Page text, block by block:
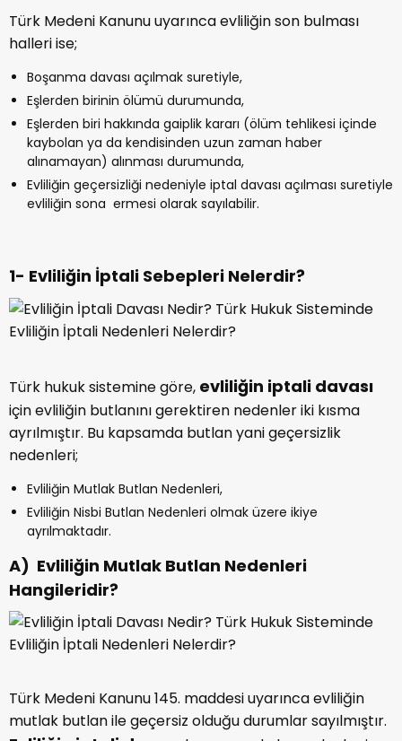
Türk Medeni Kanunu uyarınca evliliğin son bulması
halleri ise;
Boşanma davası açılmak suretiyle,
Eşlerden birinin ölümü durumunda,
Eşlerden biri hakkında gaiplik kararı (ölüm tehlikesi içinde
kaybolan ya da kendisinden uzun zaman haber
alınamayan) alınması durumunda,
Evliliğin geçersizliği nedeniyle iptal davası açılması suretiyle
evliliğin sona ermesi olarak sayılabilir.
1- Evliliğin İptali Sebepleri Nelerdir?
Türk hukuk sistemine göre, evliliğin iptali davası
için evliliğin butlanını gerektiren nedenler iki kısma
ayrılmıştır. Bu kapsamda butlan yani geçersizlik
nedenleri;
Evliliğin Mutlak Butlan Nedenleri,
Evliliğin Nisbi Butlan Nedenleri olmak üzere ikiye
ayrılmaktadır.
A) Evliliğin Mutlak Butlan Nedenleri
Hangileridir?
Türk Medeni Kanunu 145. maddesi uyarınca evliliğin
mutlak butlan ile geçersiz olduğu durumlar sayılmıştır.